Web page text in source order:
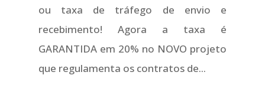
ou taxa de tráfego de envio e
recebimento! Agora a taxa é
GARANTIDA em 20% no NOVO projeto
que regulamenta os contratos de...